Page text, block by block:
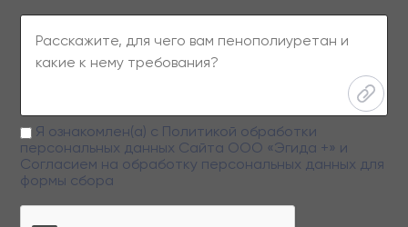
Я ознакомлен(а) с Политикой обработки
персональных данных Сайта ООО «Эгида +» и
Согласием на обработку персональных данных для
формы сбора